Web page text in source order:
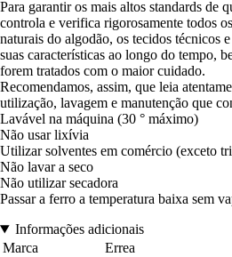
Para garantir os mais altos standards de
controla e verifica rigorosamente todos
naturais do algodão, os tecidos técnicos
suas características ao longo do tempo,
forem tratados com o maior cuidado.
Recomendamos, assim, que leia
utilização, lavagem e manutenção que
Lavável na máquina (30 ° máximo)
Não usar lixívia
Utilizar solventes em comércio (exceto
Não lavar a seco
Não utilizar secadora
Passar a ferro a temperatura baixa sem
Informações adicionais
Marca
Errea